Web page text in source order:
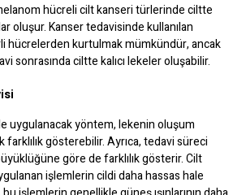
hücreli cilt kanseri türlerinde ciltte
oluşur. Kanser tedavisinde kullanılan
hücrelerden kurtulmak mümkündür, ancak
sonrasında ciltte kalıcı lekeler oluşabilir.
uygulanacak yöntem, lekenin oluşum
farklılık gösterebilir. Ayrıca, tedavi süreci
göre de farklılık gösterir. Cilt
işlemlerin cildi daha hassas hale